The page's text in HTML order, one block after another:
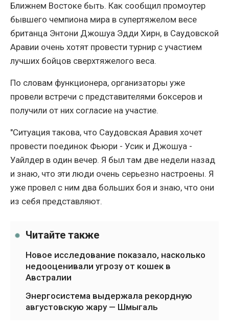
Ближнем Востоке быть. Как сообщил промоутер
бывшего чемпиона мира в супертяжелом весе
британца Энтони Джошуа Эдди Хирн, в Саудовской
Аравии очень хотят провести турнир с участием
лучших бойцов сверхтяжелого веса.
По словам функционера, организаторы уже
провели встречи с представителями боксеров и
получили от них согласие на участие.
"Ситуация такова, что Саудовская Аравия хочет
провести поединок Фьюри - Усик и Джошуа -
Уайлдер в один вечер. Я был там две недели назад
и знаю, что эти люди очень серьезно настроены. Я
уже провел с ним два больших боя и знаю, что они
из себя представляют.
Читайте также
Новое исследование показало, насколько
недооценивали угрозу от кошек в
Австралии
Энергосистема выдержала рекордную
августовскую жару — Шмыгаль